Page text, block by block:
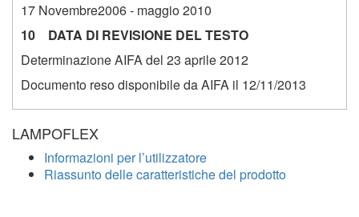
17 Novembre2006 - maggio 2010
10 DATA DI REVISIONE DEL TESTO
Determinazione AIFA del 23 aprile 2012
Documento reso disponibile da AIFA il 12/11/2013
LAMPOFLEX
Informazioni per l’utilizzatore
Riassunto delle caratteristiche del prodotto